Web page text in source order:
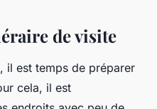
de visite
il est temps de préparer
cela, il est